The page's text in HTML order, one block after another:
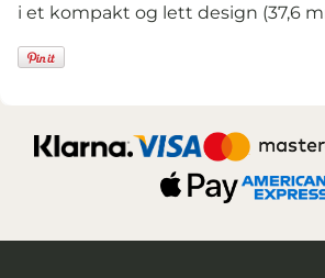
i et kompakt og lett design (37,6